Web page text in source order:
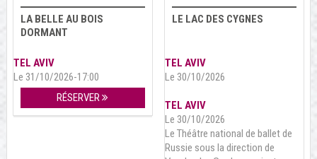
LA BELLE AU BOIS
DORMANT
TEL AVIV
Le 31/10/2026-17:00
RÉSERVER
LE LAC DES CYGNES
TEL AVIV
Le 30/10/2026
TEL AVIV
Le 30/10/2026
Le Théâtre national de ballet de
Russie sous la direction de